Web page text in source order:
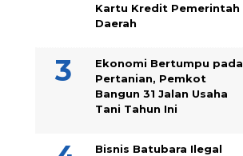
Kartu Kredit Pemerintah
Daerah
Ekonomi Bertumpu pada
Pertanian, Pemkot
Bangun 31 Jalan Usaha
Tani Tahun Ini
Bisnis Batubara Ilegal